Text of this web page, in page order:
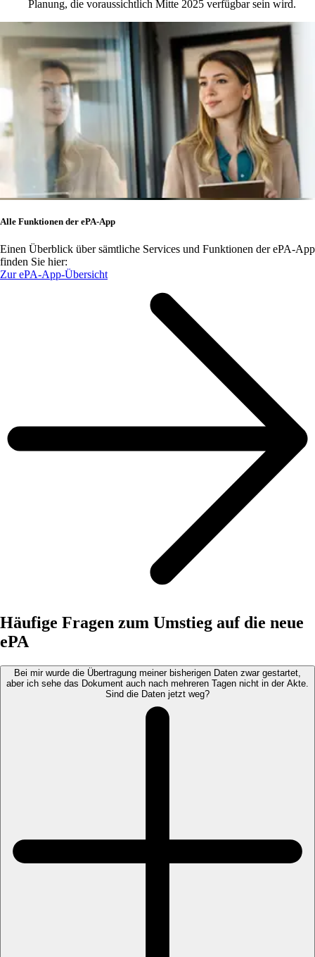
Planung, die voraussichtlich Mitte 2025 verfügbar sein wird.
Alle Funktionen der ePA-App
Einen Überblick über sämtliche Services und Funktionen der ePA-App
finden Sie hier:
Zur ePA-App-Übersicht
Häufige Fragen zum Umstieg auf die neue
ePA
Bei mir wurde die Übertragung meiner bisherigen Daten zwar gestartet,
aber ich sehe das Dokument auch nach mehreren Tagen nicht in der Akte.
Sind die Daten jetzt weg?